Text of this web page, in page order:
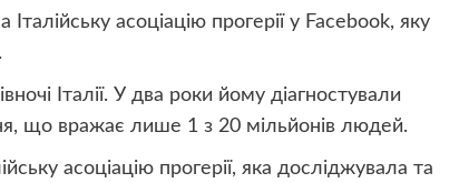
асоціацію прогерії у Facebook, яку
Італії. У два роки йому діагностували
що вражає лише 1 з 20 мільйонів людей.
асоціацію прогерії, яка досліджувала та